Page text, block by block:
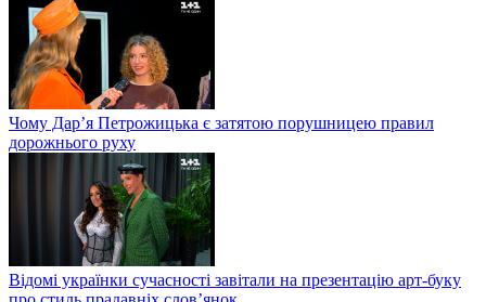
Чому Дар’я Петрожицька є затятою порушницею правил
дорожнього руху
Відомі українки сучасності завітали на презентацію арт-буку